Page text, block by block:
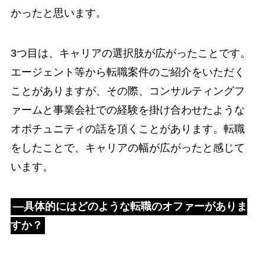
かったと思います。
3つ目は、キャリアの選択肢が広がったことです。
エージェント等から転職案件のご紹介をいただく
ことがありますが、その際、コンサルティングフ
ァームと事業会社での経験を掛け合わせたような
オポチュニティの話を頂くことがあります。転職
をしたことで、キャリアの幅が広がったと感じて
います。
―具体的にはどのような転職のオファーがありま
すか？